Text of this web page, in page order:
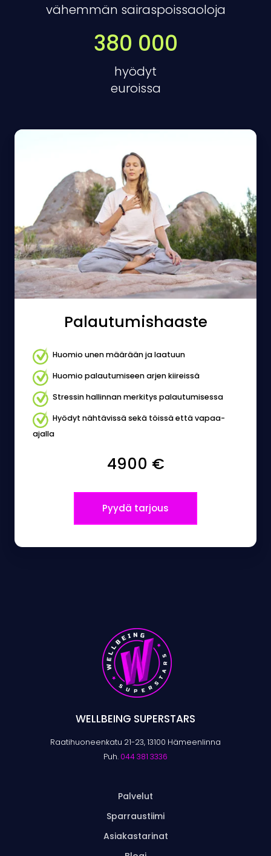
vähemmän sairaspoissaoloja
380 000
hyödyt
euroissa
Palautumishaaste
Palautumishaaste
Huomio unen määrään ja laatuun
Huomio palautumiseen arjen kiireissä
Stressin hallinnan merkitys palautumisessa
Hyödyt nähtävissä sekä töissä että vapaa-
ajalla
4900 €
Pyydä tarjous
WELLBEING SUPERSTARS
Raatihuoneenkatu 21-23, 13100 Hämeenlinna
Puh. 044 381 3336
Palvelut
Sparraustiimi
Asiakastarinat